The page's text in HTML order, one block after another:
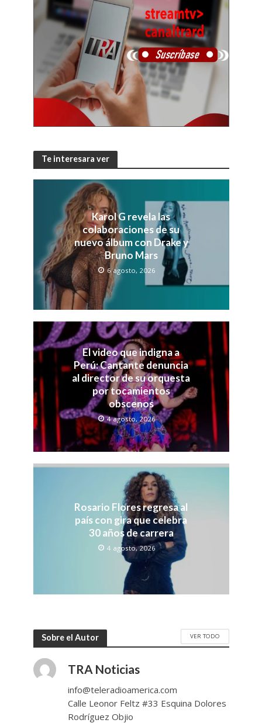
Te interesara ver
Karol G revela las
colaboraciones de su
nuevo álbum con Drake y
Bruno Mars
6 agosto, 2026
El video que indigna a
Perú: Cantante denuncia
al director de su orquesta
por tocamientos
obscenos
4 agosto, 2026
Rosario Flores regresa al
país con gira que celebra
30 años de carrera
4 agosto, 2026
Sobre el Autor VER TODO
TRA Noticias
info@teleradioamerica.com
Calle Leonor Feltz #33 Esquina Dolores
Rodríguez Objio